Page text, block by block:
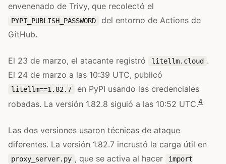
envenenado de Trivy, que recolectó el
PYPI_PUBLISH_PASSWORD
del entorno de Actions de
GitHub.
El 23 de marzo, el atacante registró litellm.cloud .
El 24 de marzo a las 10:39 UTC, publicó
litellm==1.82.7
en PyPI usando las credenciales
robadas. La versión 1.82.8 siguió a las 10:52 UTC.4
Las dos versiones usaron técnicas de ataque
diferentes. La versión 1.82.7 incrustó la carga útil en
proxy_server.py , que se activa al hacer
import